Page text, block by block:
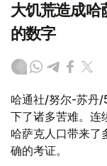
大饥荒造成哈
的数字
哈通社/努尔-苏丹
下了诸多苦难。连
哈萨克人口带来了
确的考证。